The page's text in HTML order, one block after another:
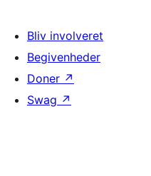
Bliv involveret
Begivenheder
Doner ↗
Swag ↗